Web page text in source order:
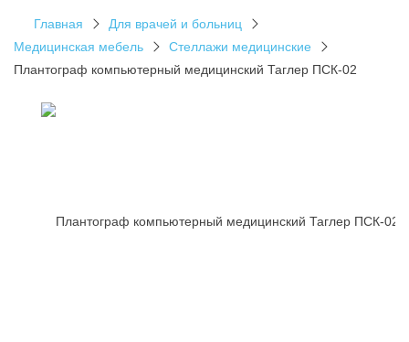
Главная
Для врачей и больниц
Медицинская мебель
Стеллажи медицинские
Плантограф компьютерный медицинский Таглер ПСК-02